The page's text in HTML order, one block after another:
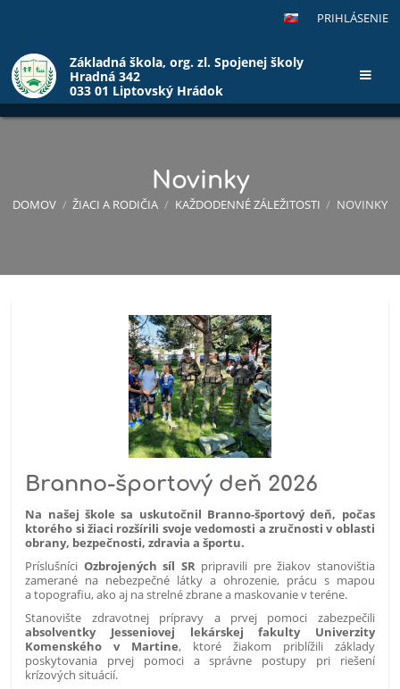
PRIHLÁSENIE
Základná škola, org. zl. Spojenej školy
Hradná 342
033 01 Liptovský Hrádok
Novinky
DOMOV / ŽIACI A RODIČIA / KAŽDODENNÉ ZÁLEŽITOSTI / NOVINKY
Branno-športový deň 2026
Na našej škole sa uskutočnil Branno-športový deň, počas
ktorého si žiaci rozšírili svoje vedomosti a zručnosti v oblasti
obrany, bezpečnosti, zdravia a športu.
Príslušníci Ozbrojených síl SRpripravili pre žiakov stanovištia
zamerané na nebezpečné látky a ohrozenie, prácu s mapou
a topografiu, ako aj na strelné zbrane a maskovanie v teréne.
Stanovište zdravotnej prípravy a prvej pomoci zabezpečili
absolventky Jesseniovej lekárskej fakulty Univerzity
Komenského v Martine, ktoré žiakom priblížili základy
poskytovania prvej pomoci a správne postupy pri riešení
krízových situácií.